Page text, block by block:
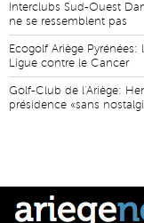
Interclubs Sud-Ouest
ne se ressemblent pas
Ecogolf Ariège
Ligue contre le Cancer
Golf-Club de l'Ariège:
présidence «sans